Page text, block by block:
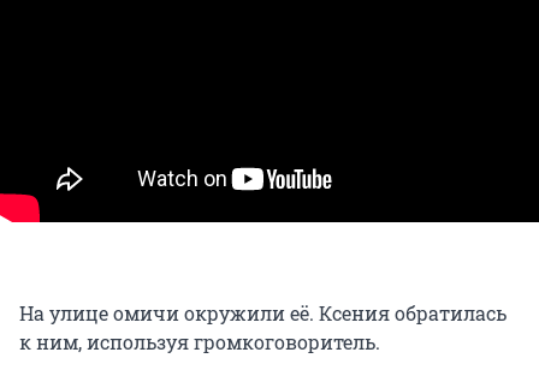
На улице омичи окружили её. Ксения обратилась
к ним, используя громкоговоритель.